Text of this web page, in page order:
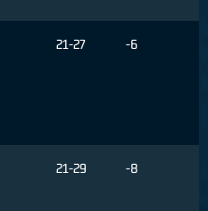
21-27 -6
21-29 -8